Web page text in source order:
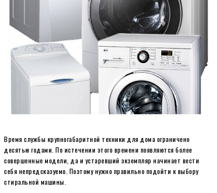
Время службы крупногабаритной техники для дома ограничено
десятью годами. По истечении этого времени появляются более
совершенные модели, да и устаревший экземпляр начинает вести
себя непредсказуемо. Поэтому нужно правильно подойти к выбору
стиральной машины.